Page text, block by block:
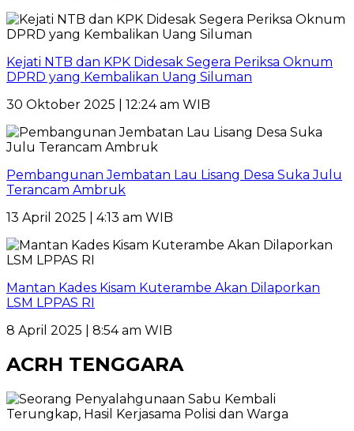
Kejati NTB dan KPK Didesak Segera Periksa Oknum
DPRD yang Kembalikan Uang Siluman
30 Oktober 2025 | 12:24 am WIB
Pembangunan Jembatan Lau Lisang Desa Suka Julu
Terancam Ambruk
13 April 2025 | 4:13 am WIB
Mantan Kades Kisam Kuterambe Akan Dilaporkan
LSM LPPAS RI
8 April 2025 | 8:54 am WIB
ACRH TENGGARA